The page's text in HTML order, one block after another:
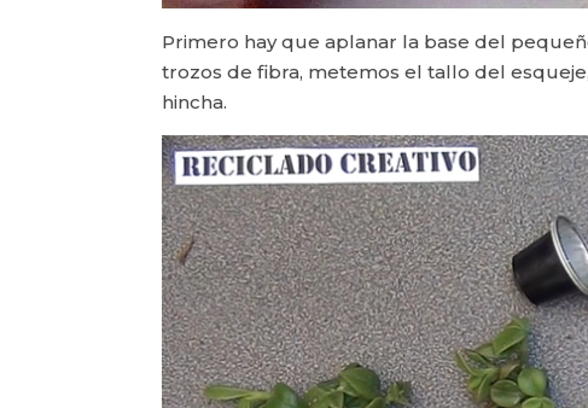
Primero hay que aplanar la base del
trozos de fibra, metemos el tallo del
hincha.